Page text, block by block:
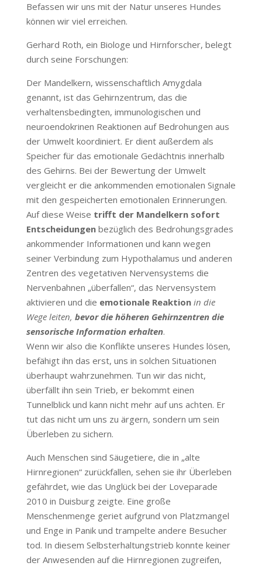
Befassen wir uns mit der Natur unseres Hundes
können wir viel erreichen.
Gerhard Roth, ein Biologe und Hirnforscher, belegt
durch seine Forschungen:
Der Mandelkern, wissenschaftlich Amygdala
genannt, ist das Gehirnzentrum, das die
verhaltensbedingten, immunologischen und
neuroendokrinen Reaktionen auf Bedrohungen aus
der Umwelt koordiniert. Er dient außerdem als
Speicher für das emotionale Gedächtnis innerhalb
des Gehirns. Bei der Bewertung der Umwelt
vergleicht er die ankommenden emotionalen Signale
mit den gespeicherten emotionalen Erinnerungen.
Auf diese Weise trifft der Mandelkern sofort
Entscheidungenbezüglich des Bedrohungsgrades
ankommender Informationen und kann wegen
seiner Verbindung zum Hypothalamus und anderen
Zentren des vegetativen Nervensystems die
Nervenbahnen „überfallen“, das Nervensystem
aktivieren und die emotionale Reaktion in die
Wege leiten, bevor die höheren Gehirnzentren die
sensorische Information erhalten.
Wenn wir also die Konflikte unseres Hundes lösen,
befähigt ihn das erst, uns in solchen Situationen
überhaupt wahrzunehmen. Tun wir das nicht,
überfällt ihn sein Trieb, er bekommt einen
Tunnelblick und kann nicht mehr auf uns achten. Er
tut das nicht um uns zu ärgern, sondern um sein
Überleben zu sichern.
Auch Menschen sind Säugetiere, die in „alte
Hirnregionen“ zurückfallen, sehen sie ihr Überleben
gefährdet, wie das Unglück bei der Loveparade
2010 in Duisburg zeigte. Eine große
Menschenmenge geriet aufgrund von Platzmangel
und Enge in Panik und trampelte andere Besucher
tod. In diesem Selbsterhaltungstrieb konnte keiner
der Anwesenden auf die Hirnregionen zugreifen,